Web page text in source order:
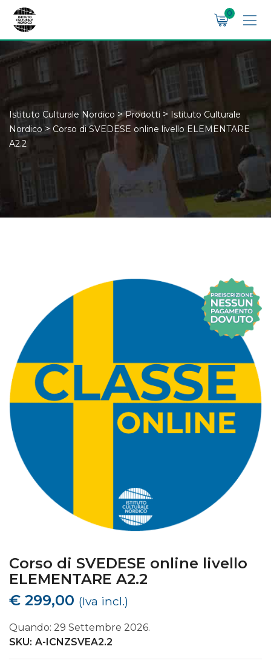
Skip
content
0
Istituto Culturale Nordico >Prodotti > Istituto Culturale
Nordico> Corso di SVEDESE online livello ELEMENTARE
A2.2
Corso di SVEDESE online livello
ELEMENTARE A2.2
€ 299,00 (Iva incl.)
Quando: 29 Settembre 2026.
SKU: A-ICNZSVEA2.2